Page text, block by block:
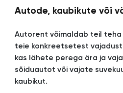
Autode, kaubikute või
Autorent võimaldab teil teha
teie konkreetsetest
kas lähete perega ära ja
sõiduautot või vajate
kaubikut.